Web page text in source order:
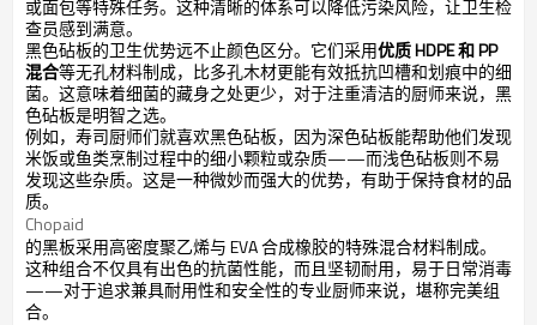
或面包等特殊任务。这种清晰的体系可以降低污染风险，让卫生检
查员感到满意。
黑色砧板的卫生优势远不止颜色区分。它们采用优质 HDPE 和 PP
混合等无孔材料制成，比多孔木材更能有效抵抗凹槽和划痕中的细
菌。这意味着细菌的藏身之处更少，对于注重清洁的厨师来说，黑
色砧板是明智之选。
例如，寿司厨师们就喜欢黑色砧板，因为深色砧板能帮助他们发现
米饭或鱼类烹制过程中的细小颗粒或杂质——而浅色砧板则不易
发现这些杂质。这是一种微妙而强大的优势，有助于保持食材的品
质。
Chopaid
的黑板采用高密度聚乙烯与 EVA 合成橡胶的特殊混合材料制成。
这种组合不仅具有出色的抗菌性能，而且坚韧耐用，易于日常消毒
——对于追求兼具耐用性和安全性的专业厨师来说，堪称完美组
合。